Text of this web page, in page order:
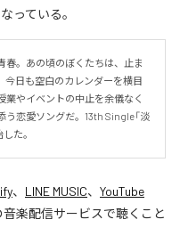
っている。
春。あの頃のぼくたちは、止ま
今日も空白のカレンダーを横目
業やイベントの中止を余儀なく
恋愛ソングだ。13th Single「淡
た。
、 LINE MUSIC、 YouTube
音楽配信サービスで聴くこと